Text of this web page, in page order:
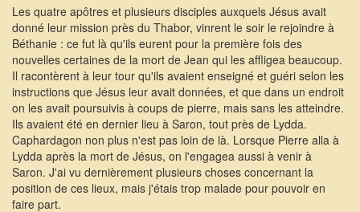
Les quatre apôtres et plusieurs disciples auxquels Jésus avait
donné leur mission près du Thabor, vinrent le soir le rejoindre à
Béthanie : ce fut là qu'ils eurent pour la première fois des
nouvelles certaines de la mort de Jean qui les affligea beaucoup.
Il racontèrent à leur tour qu'ils avaient enseigné et guéri selon les
instructions que Jésus leur avait données, et que dans un endroit
on les avait poursuivis à coups de pierre, mais sans les atteindre.
Ils avaient été en dernier lieu à Saron, tout près de Lydda.
Caphardagon non plus n'est pas loin de là. Lorsque Pierre alla à
Lydda après la mort de Jésus, on l'engagea aussi à venir à
Saron. J'ai vu dernièrement plusieurs choses concernant la
position de ces lieux, mais j'étais trop malade pour pouvoir en
faire part.